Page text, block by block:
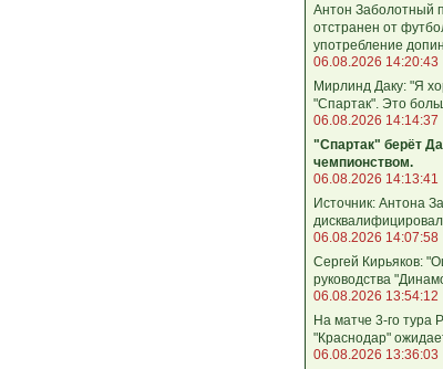
Антон Заболотный
отстранен от
употребление
06.08.2026 14:20:43
Мирлинд Даку: "Я
"Спартак". Это
06.08.2026 14:14:37
"Спартак" берёт
чемпионством.
06.08.2026 14:13:41
Источник: Антона
06.08.2026 14:07:58
Сергей Кирьяков:
руководства
06.08.2026 13:54:12
На матче 3-го тура
"Краснодар"
06.08.2026 13:36:03